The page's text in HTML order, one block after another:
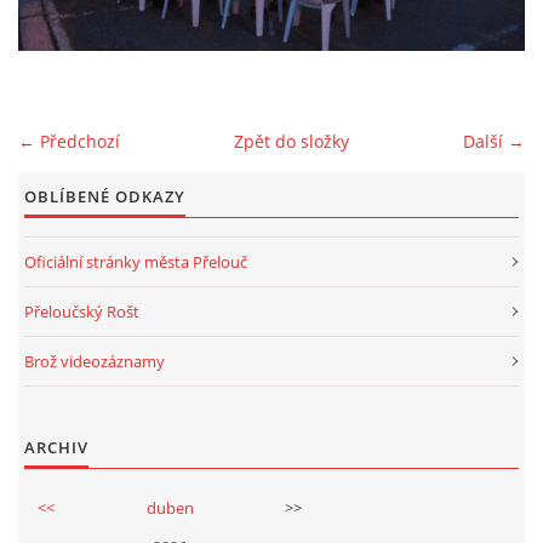
KE STAŽENÍ
IČ: 068 71 321
← Předchozí Další →
Zpět do složky
OBLÍBENÉ ODKAZY
Oficiální stránky města Přelouč
Přeloučský Rošt
Brož videozáznamy
ARCHIV
<< duben
>>